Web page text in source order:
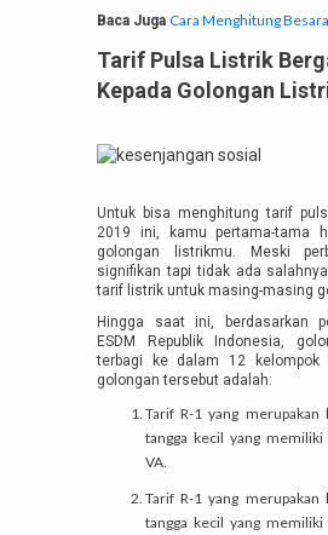
Baca Juga Cara Menghitung
Tarif Pulsa Listrik
Kepada Golongan
Untuk bisa menghitung tarif
2019 ini, kamu pertama-tama
golongan listrikmu. Meski
signifikan tapi tidak ada
tarif listrik untuk masing-masing
Hingga saat ini, berdasarkan
ESDM Republik Indonesia,
terbagi ke dalam 12 kelompok
golongan tersebut adalah:
Tarif R-1 yang merupakan
tangga kecil yang
VA.
Tarif R-1 yang merupakan
tangga kecil yang